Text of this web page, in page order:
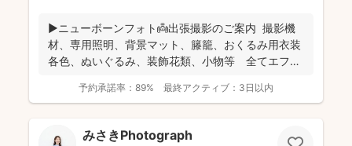
▶︎ニューボーンフォト👼出張撮影のご案内 撮影機
材、専用照明、背景マット、籐籠、おくるみ用衣装
各色、ぬいぐるみ、装飾花類、小物等 全てエフ・
予約承諾率： 89% 最終アクティブ： 3日以内
みさきPhotograph